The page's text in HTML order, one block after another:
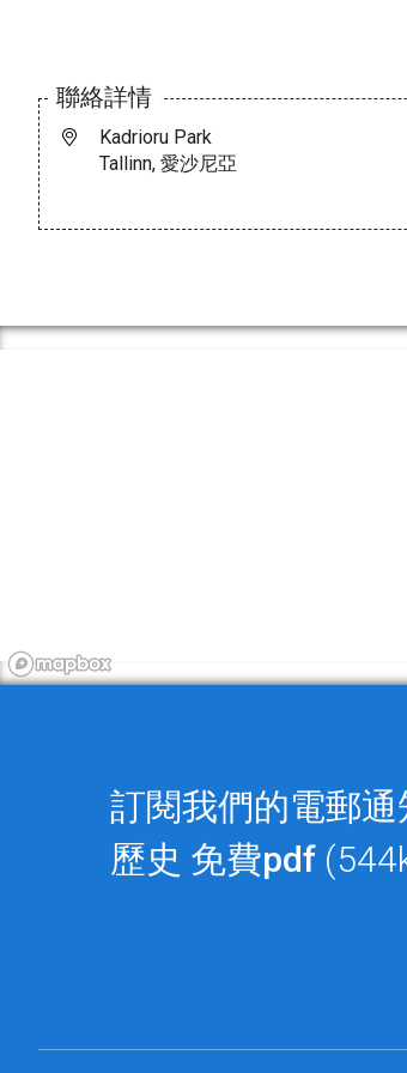
聯絡詳情
Kadrioru Park
Tallinn, 愛沙尼亞
訂閱我們的電郵
歷史 免費pdf